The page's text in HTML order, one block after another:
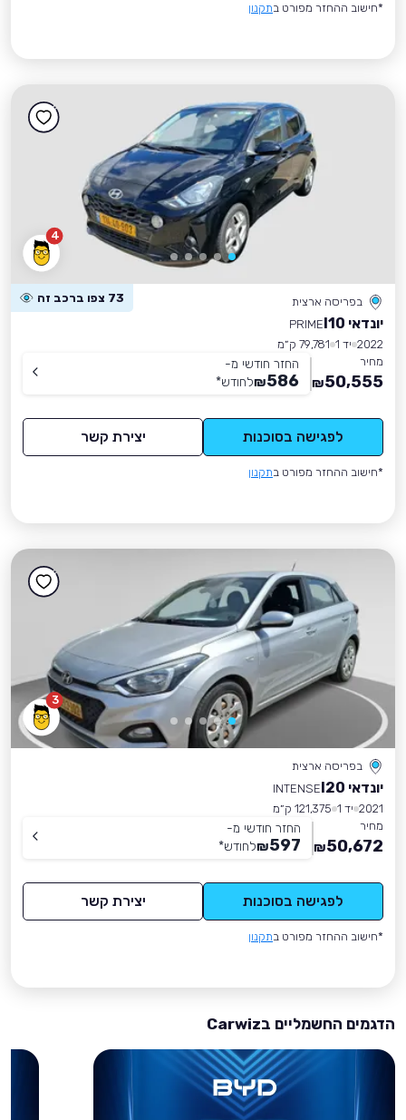
*חישוב ההחזר מפורט בתקנון
4
בפריסה ארצית 73 צפו ברכב זה
יונדאי I10
PRIME
2022 יד 1
79,781 ק״מ
מחיר
50,555
₪
החזר חודשי מ-
586
₪לחודש*
לפגישה בסוכנות יצירת קשר
*חישוב ההחזר מפורט בתקנון
3
בפריסה ארצית
יונדאי I20
INTENSE
2021 יד 1
121,375 ק״מ
מחיר
50,672
₪
החזר חודשי מ-
597
₪לחודש*
לפגישה בסוכנות יצירת קשר
*חישוב ההחזר מפורט בתקנון
הדגמים החשמליים בCarwiz